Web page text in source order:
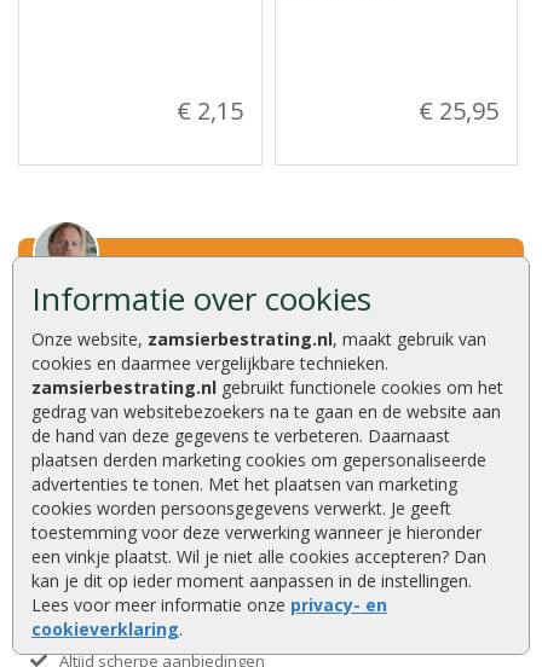
Informatie over cookies
Onze website, zamsierbestrating.nl, maakt gebruik van
cookies en daarmee vergelijkbare technieken.
zamsierbestrating.nl gebruikt functionele cookies om het
gedrag van websitebezoekers na te gaan en de website aan
de hand van deze gegevens te verbeteren. Daarnaast
plaatsen derden marketing cookies om gepersonaliseerde
advertenties te tonen. Met het plaatsen van marketing
cookies worden persoonsgegevens verwerkt. Je geeft
toestemming voor deze verwerking wanneer je hieronder
een vinkje plaatst. Wil je niet alle cookies accepteren? Dan
kan je dit op ieder moment aanpassen in de instellingen.
Lees voor meer informatie onze privacy- en
cookieverklaring.
€ 2,15 € 25,95
Advies of vragen?
We helpen u graag
0320 252 811
info@zamsierbestrating.nl
Kaapstanderweg 41, 8243 RB Lelystad
Deskundig advies
Kwaliteitsproducten
Compleet assortiment
Eigen transportservice
Ruim 40 jaar een begrip
Altijd scherpe aanbiedingen